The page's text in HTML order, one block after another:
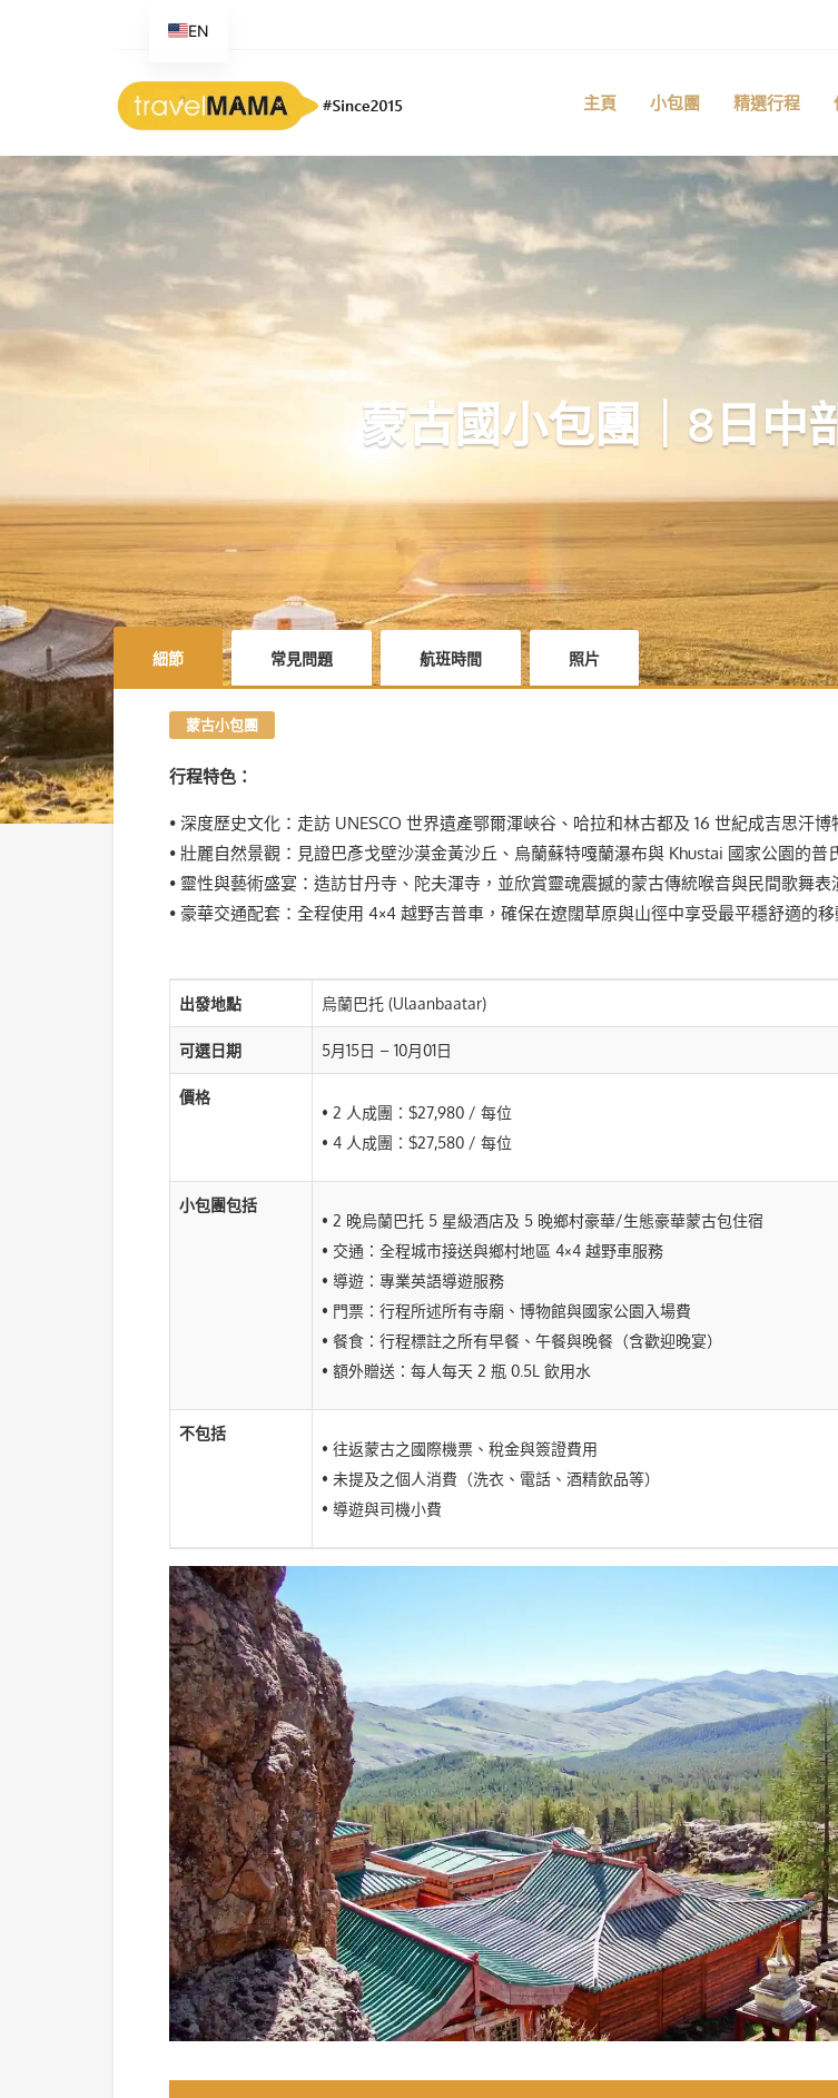
主頁 小包團 精選行程
蒙古國小包團｜8日中
細節 常見問題 航班時間 照片
蒙古小包團
行程特色：
• 深度歷史文化：走訪 UNESCO 世界遺產鄂爾渾峽谷、哈拉和林古都及 16 世紀成吉思汗博
• 壯麗自然景觀：見證巴彥戈壁沙漠金黃沙丘、烏蘭蘇特嘎蘭瀑布與 Khustai 國家公園的普
• 靈性與藝術盛宴：造訪甘丹寺、陀夫渾寺，並欣賞靈魂震撼的蒙古傳統喉音與民間歌舞表
• 豪華交通配套：全程使用 4×4 越野吉普車，確保在遼闊草原與山徑中享受最平穩舒適的移
出發地點 烏蘭巴托 (Ulaanbaatar)
可選日期 5月15日 – 10月01日
價格
• 2 人成團：$27,980 / 每位
• 4 人成團：$27,580 / 每位
小包團包括
• 2 晚烏蘭巴托 5 星級酒店及 5 晚鄉村豪華/生態豪華蒙古包住宿
• 交通：全程城市接送與鄉村地區 4×4 越野車服務
• 導遊：專業英語導遊服務
• 門票：行程所述所有寺廟、博物館與國家公園入場費
• 餐食：行程標註之所有早餐、午餐與晚餐（含歡迎晚宴）
• 額外贈送：每人每天 2 瓶 0.5L 飲用水
不包括
• 往返蒙古之國際機票、稅金與簽證費用
• 未提及之個人消費（洗衣、電話、酒精飲品等）
• 導遊與司機小費
EN